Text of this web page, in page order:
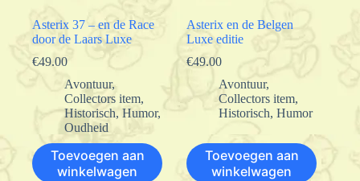
Asterix 37 – en de Race
door de Laars Luxe
€49.00
Avontuur,
Collectors item,
Historisch, Humor,
Oudheid
Toevoegen aan
winkelwagen
Asterix en de Belgen
Luxe editie
€49.00
Avontuur,
Collectors item,
Historisch,Humor
Toevoegen aan
winkelwagen